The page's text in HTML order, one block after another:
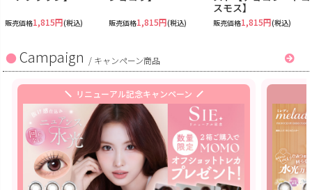
販売価格1,815円(税込) 販売価格1,815円(税込)
スモス】
販売価格1,815円(税込)
Campaign / キャンペーン商品
リニューアル記念キャンペーン